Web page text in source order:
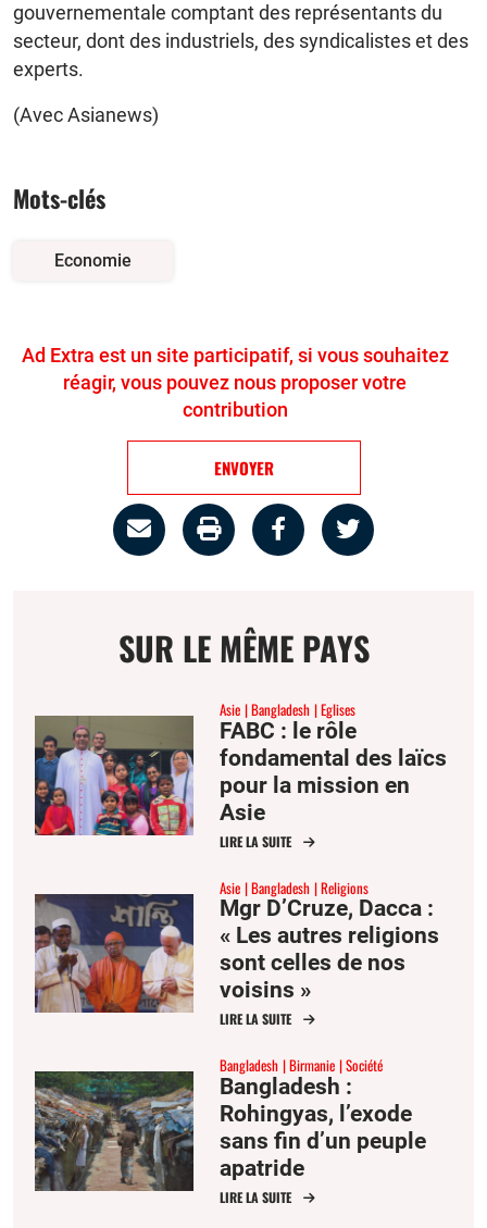
gouvernementale comptant des représentants du
secteur, dont des industriels, des syndicalistes et des
experts.
(Avec Asianews)
Mots-clés
Economie
Ad Extra est un site participatif, si vous souhaitez
réagir, vous pouvez nous proposer votre
contribution
ENVOYER
Partage
par
ImprimerPartager
sur
Partager
SUR LE MÊME PAYS
Asie Bangladesh Eglises
FABC : le rôle
fondamental des laïcs
pour la mission en
Asie
LIRE LA SUITE
Asie Bangladesh Religions
Mgr D’Cruze, Dacca :
« Les autres religions
sont celles de nos
voisins »
LIRE LA SUITE
Bangladesh Birmanie Société
Bangladesh :
Rohingyas, l’exode
sans fin d’un peuple
apatride
LIRE LA SUITE